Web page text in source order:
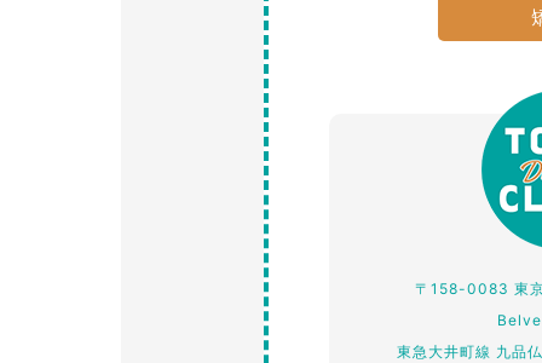
〒158-0083 東
東急大井町線 九品